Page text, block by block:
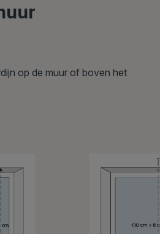
op de muur of boven het